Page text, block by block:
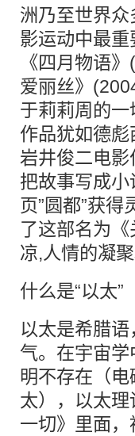
洲乃至世界
影运动中最
《四月物语
爱丽丝》
于莉莉周的
作品犹如德彪
岩井俊二电
把故事写成
页”圆都”获
了这部名为
凉,人情的凝
什么是“以太”
以太是希腊
气。在宇宙
明不存在（
太），以太
一切》里面，